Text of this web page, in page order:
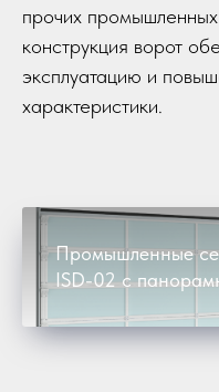
прочих
конструкция ворот
эксплуатацию и
характеристики.
Промышленные
ISD-02 с